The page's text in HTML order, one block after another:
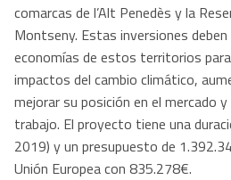
comarcas de l’Alt Penedès y la
Montseny. Estas inversiones
economías de estos territorios
impactos del cambio climático,
mejorar su posición en el mercado
trabajo. El proyecto tiene una
2019) y un presupuesto de
Unión Europea con 835.278€.